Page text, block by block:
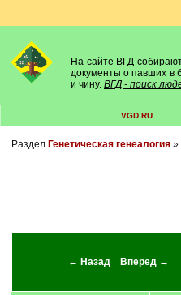
На сайте ВГД
документы о павших в
и чину. ВГД - поиск
VGD.RU
Раздел Генетическая генеалогия»
← Назад Вперед →